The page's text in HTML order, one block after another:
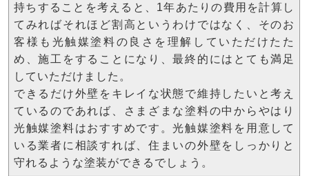
持ちすることを考えると、1年あたりの費用を計算し
てみればそれほど割高というわけではなく、そのお
客様も光触媒塗料の良さを理解していただけたた
め、施工をすることになり、最終的にはとても満足
していただけました。
できるだけ外壁をキレイな状態で維持したいと考え
ているのであれば、さまざまな塗料の中からやはり
光触媒塗料はおすすめです。光触媒塗料を用意して
いる業者に相談すれば、住まいの外壁をしっかりと
守れるような塗装ができるでしょう。